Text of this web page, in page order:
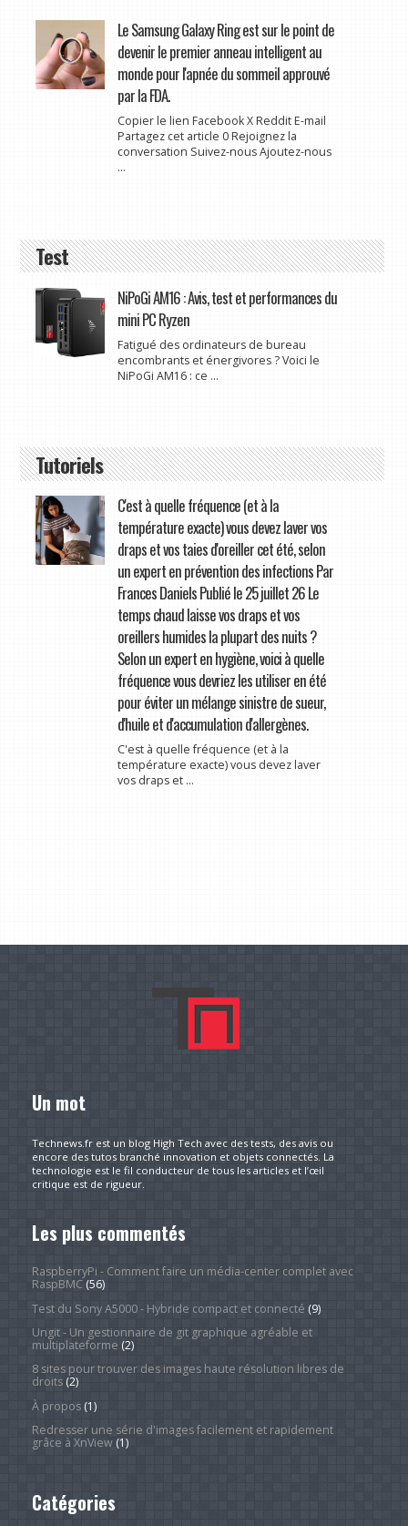
Le Samsung Galaxy Ring est sur le point de
devenir le premier anneau intelligent au
monde pour l'apnée du sommeil approuvé
par la FDA.
Copier le lien Facebook X Reddit E-mail
Partagez cet article 0 Rejoignez la
conversation Suivez-nous Ajoutez-nous
...
Test
NiPoGi AM16 : Avis, test et performances du
mini PC Ryzen
Fatigué des ordinateurs de bureau
encombrants et énergivores ? Voici le
NiPoGi AM16 : ce ...
Tutoriels
C'est à quelle fréquence (et à la
température exacte) vous devez laver vos
draps et vos taies d'oreiller cet été, selon
un expert en prévention des infections Par
Frances Daniels Publié le 25 juillet 26 Le
temps chaud laisse vos draps et vos
oreillers humides la plupart des nuits ?
Selon un expert en hygiène, voici à quelle
fréquence vous devriez les utiliser en été
pour éviter un mélange sinistre de sueur,
d'huile et d'accumulation d'allergènes.
C'est à quelle fréquence (et à la
température exacte) vous devez laver
vos draps et ...
Un mot
Technews.fr est un blog High Tech avec des tests, des avis ou
encore des tutos branché innovation et objets connectés. La
technologie est le fil conducteur de tous les articles et l’œil
critique est de rigueur.
Les plus commentés
RaspberryPi - Comment faire un média-center complet avec
RaspBMC(56)
Test du Sony A5000 - Hybride compact et connecté (9)
Ungit - Un gestionnaire de git graphique agréable et
multiplateforme (2)
8 sites pour trouver des images haute résolution libres de
droits(2)
À propos(1)
Redresser une série d'images facilement et rapidement
grâce à XnView(1)
Catégories